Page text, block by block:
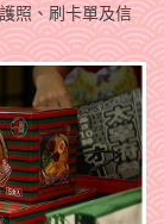
照、刷卡單及信